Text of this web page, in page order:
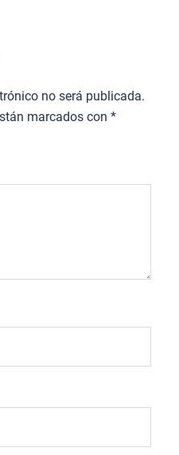
no será publicada.
marcados con *